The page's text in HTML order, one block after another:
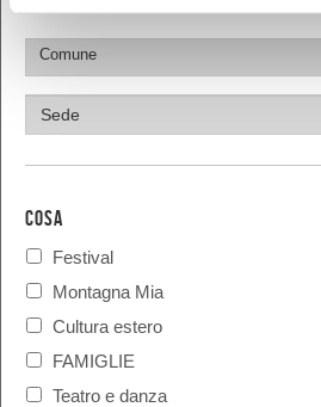
COSA
Festival
Montagna Mia
Cultura estero
FAMIGLIE
Teatro e danza